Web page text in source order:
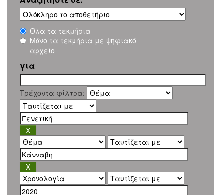
Όλα τα τεκμήρια
Μόνο τα τεκμήρια με ψηφιακό
αρχείο
για
Τρέχοντα φίλτρα: